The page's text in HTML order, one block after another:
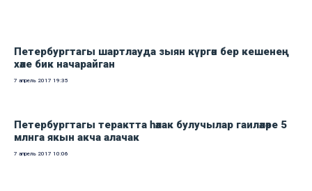
Петербургтагы шартлауда зыян күргән бер кешенең
хәле бик начарайган
7 апрель 2017 19:35
Петербургтагы терактта һәлак булучылар гаиләләре 5
млнга якын акча алачак
7 апрель 2017 10:06